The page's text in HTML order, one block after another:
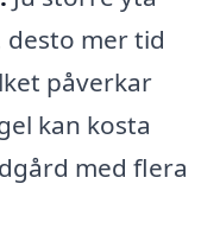
desto mer tid
påverkar
kan kosta
med flera